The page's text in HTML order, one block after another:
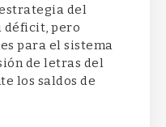
del
déficit, pero
para el sistema
de letras del
los saldos de